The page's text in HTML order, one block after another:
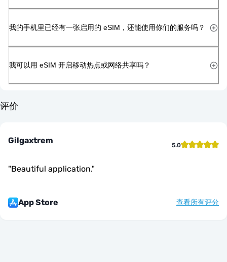
我的手机里已经有一张启用的 eSIM，还能使用你们的服务吗？
我可以用 eSIM 开启移动热点或网络共享吗？
评价
Gilgaxtrem 5.0
"Beautiful application."
App Store 查看所有评分